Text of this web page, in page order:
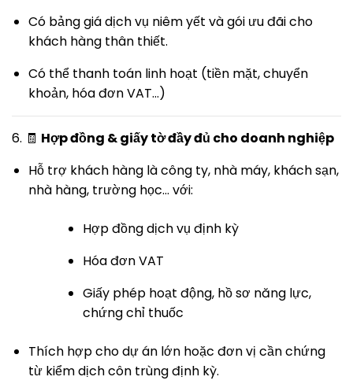
Có bảng giá dịch vụ niêm yết và gói ưu đãi cho
khách hàng thân thiết.
Có thể thanh toán linh hoạt (tiền mặt, chuyển
khoản, hóa đơn VAT…)
6. 🧾 Hợp đồng & giấy tờ đầy đủ cho doanh nghiệp
Hỗ trợ khách hàng là công ty, nhà máy, khách sạn,
nhà hàng, trường học… với:
Hợp đồng dịch vụ định kỳ
Hóa đơn VAT
Giấy phép hoạt động, hồ sơ năng lực,
chứng chỉ thuốc
Thích hợp cho dự án lớn hoặc đơn vị cần chứng
từ kiểm dịch côn trùng định kỳ.